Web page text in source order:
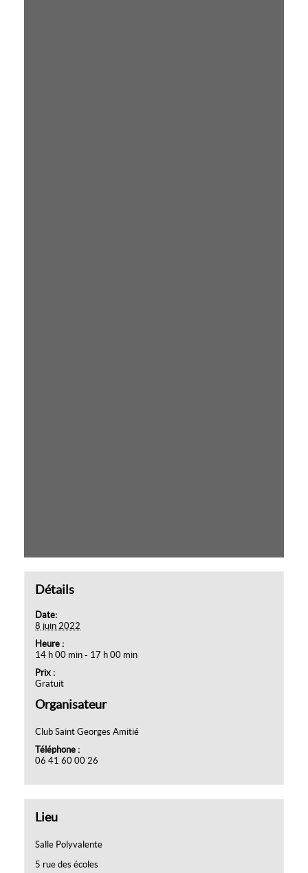
Détails
Date:
8 juin 2022
Heure :
14 h 00 min - 17 h 00 min
Prix :
Gratuit
Organisateur
Club Saint Georges Amitié
Téléphone :
06 41 60 00 26
Lieu
Salle Polyvalente
5 rue des écoles